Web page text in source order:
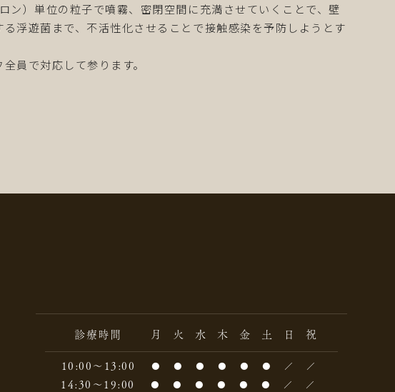
ン）単位の粒子で噴霧、密閉空間に充満させていくことで、壁
浮遊菌まで、不活性化させることで接触感染を予防しようとす
員で対応して参ります。
診療時間 月 火 水 木 金 土 日 祝
10:00～13:00 ● ● ● ● ● ● ／ ／
14:30～19:00 ● ● ● ● ● ● ／ ／